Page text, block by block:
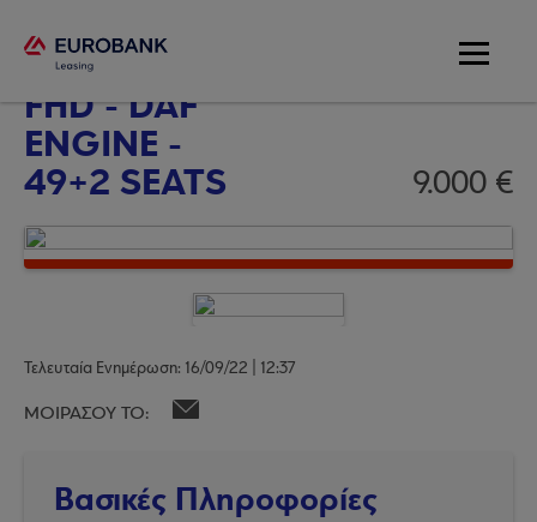
Bova FUTURA
FHD - DAF
ENGINE -
49+2 SEATS
9.000 €
Τελευταία Ενημέρωση: 16/09/22 | 12:37
ΜΟΙΡΑΣΟΥ ΤΟ:
Βασικές Πληροφορίες